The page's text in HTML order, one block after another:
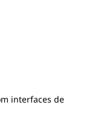
interfaces de